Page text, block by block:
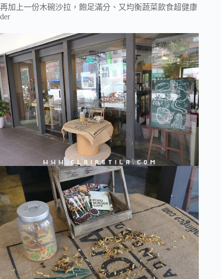
再加上一份木碗沙拉，飽足滿分、又均衡蔬菜飲食超健康
der